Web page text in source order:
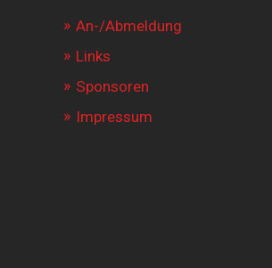
An-/Abmeldung
Links
Sponsoren
Impressum